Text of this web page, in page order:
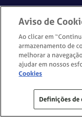
Sobre o Curso
Matriz Curricular
Vestibular Online
Segunda
Aviso de
Ao clicar em
armazenamento de
melhorar a
ajudar em nossos
Cookies
Definições de